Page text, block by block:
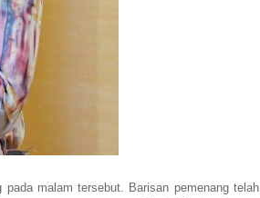
malam tersebut. Barisan pemenang telah